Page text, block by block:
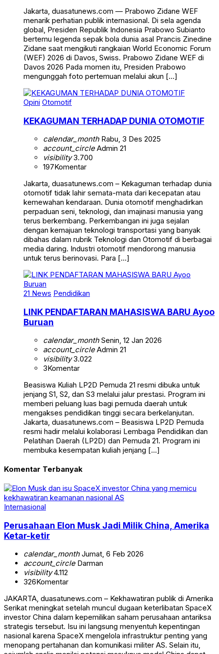
Jakarta, duasatunews.com — Prabowo Zidane WEF
menarik perhatian publik internasional. Di sela agenda
global, Presiden Republik Indonesia Prabowo Subianto
bertemu legenda sepak bola dunia asal Prancis Zinedine
Zidane saat mengikuti rangkaian World Economic Forum
(WEF) 2026 di Davos, Swiss. Prabowo Zidane WEF di
Davos 2026 Pada momen itu, Presiden Prabowo
mengunggah foto pertemuan melalui akun […]
Opini Otomotif
KEKAGUMAN TERHADAP DUNIA OTOMOTIF
calendar_monthRabu, 3 Des 2025
account_circleAdmin 21
visibility3.700
197Komentar
Jakarta, duasatunews.com – Kekaguman terhadap dunia
otomotif tidak lahir semata-mata dari kecepatan atau
kemewahan kendaraan. Dunia otomotif menghadirkan
perpaduan seni, teknologi, dan imajinasi manusia yang
terus berkembang. Perkembangan ini juga sejalan
dengan kemajuan teknologi transportasi yang banyak
dibahas dalam rubrik Teknologi dan Otomotif di berbagai
media daring. Industri otomotif mendorong manusia
untuk terus berinovasi. Para […]
21 News Pendidikan
LINK PENDAFTARAN MAHASISWA BARU Ayoo
Buruan
calendar_monthSenin, 12 Jan 2026
account_circleAdmin 21
visibility3.022
3Komentar
Beasiswa Kuliah LP2D Pemuda 21 resmi dibuka untuk
jenjang S1, S2, dan S3 melalui jalur prestasi. Program ini
memberi peluang luas bagi pemuda daerah untuk
mengakses pendidikan tinggi secara berkelanjutan.
Jakarta, duasatunews.com – Beasiswa LP2D Pemuda
resmi hadir melalui kolaborasi Lembaga Pendidikan dan
Pelatihan Daerah (LP2D) dan Pemuda 21. Program ini
membuka kesempatan kuliah jenjang […]
Komentar Terbanyak
Internasional
Perusahaan Elon Musk Jadi Milik China, Amerika
Ketar-ketir
calendar_monthJumat, 6 Feb 2026
account_circleDarman
visibility4.112
326Komentar
JAKARTA, duasatunews.com – Kekhawatiran publik di Amerika
Serikat meningkat setelah muncul dugaan keterlibatan SpaceX
investor China dalam kepemilikan saham perusahaan antariksa
strategis tersebut. Isu ini langsung menyentuh kepentingan
nasional karena SpaceX mengelola infrastruktur penting yang
menopang pertahanan dan komunikasi militer AS. Selain itu,